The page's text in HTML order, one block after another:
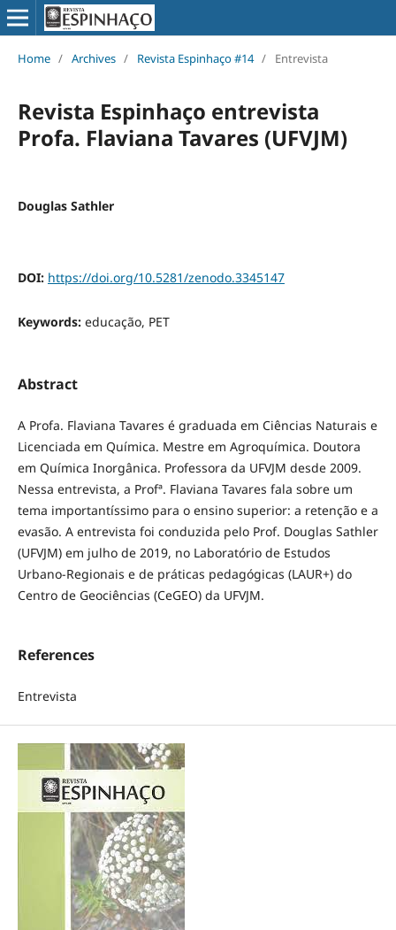
Home / Archives / Revista Espinhaço #14 / Entrevista
Revista Espinhaço entrevista
Profa. Flaviana Tavares (UFVJM)
Douglas Sathler
DOI: https://doi.org/10.5281/zenodo.3345147
Keywords: educação, PET
Abstract
A Profa. Flaviana Tavares é graduada em Ciências Naturais e
Licenciada em Química. Mestre em Agroquímica. Doutora
em Química Inorgânica. Professora da UFVJM desde 2009.
Nessa entrevista, a Profª. Flaviana Tavares fala sobre um
tema importantíssimo para o ensino superior: a retenção e a
evasão. A entrevista foi conduzida pelo Prof. Douglas Sathler
(UFVJM) em julho de 2019, no Laboratório de Estudos
Urbano-Regionais e de práticas pedagógicas (LAUR+) do
Centro de Geociências (CeGEO) da UFVJM.
References
Entrevista